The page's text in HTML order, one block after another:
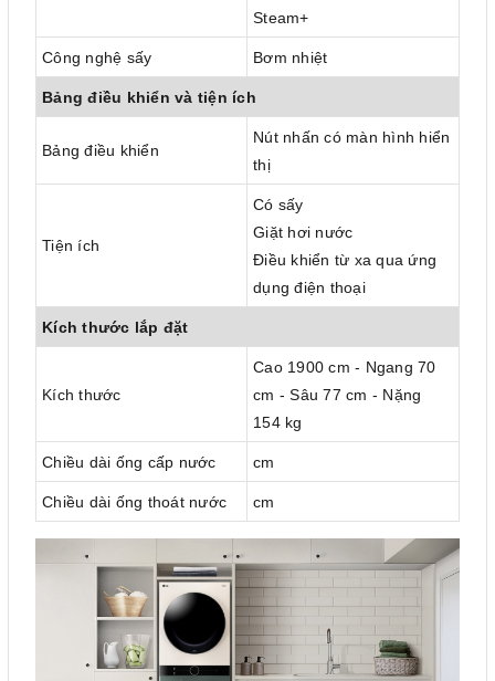
Steam+
Công nghệ sấy Bơm nhiệt
Bảng điều khiển và tiện ích
Bảng điều khiển
Nút nhấn có màn hình hiển
thị
Tiện ích
Có sấy
Giặt hơi nước
Điều khiển từ xa qua ứng
dụng điện thoại
Kích thước lắp đặt
Kích thước
Cao 1900 cm - Ngang 70
cm - Sâu 77 cm - Nặng
154 kg
Chiều dài ống cấp nước cm
Chiều dài ống thoát nước cm